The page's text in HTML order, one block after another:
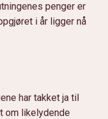
penger er
i år ligger nå
har takket ja til
om likelydende